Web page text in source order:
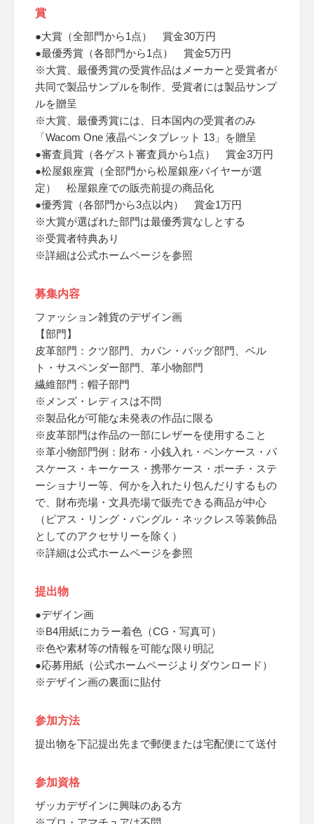
賞
●大賞（全部門から1点） 賞金30万円
●最優秀賞（各部門から1点） 賞金5万円
※大賞、最優秀賞の受賞作品はメーカーと受賞者が
共同で製品サンプルを制作、受賞者には製品サンプ
ルを贈呈
※大賞、最優秀賞には、日本国内の受賞者のみ
「Wacom One 液晶ペンタブレット 13」を贈呈
●審査員賞（各ゲスト審査員から1点） 賞金3万円
●松屋銀座賞（全部門から松屋銀座バイヤーが選
定） 松屋銀座での販売前提の商品化
●優秀賞（各部門から3点以内） 賞金1万円
※大賞が選ばれた部門は最優秀賞なしとする
※受賞者特典あり
※詳細は公式ホームページを参照
募集内容
ファッション雑貨のデザイン画
【部門】
皮革部門：クツ部門、カバン・バッグ部門、ベル
ト・サスペンダー部門、革小物部門
繊維部門：帽子部門
※メンズ・レディスは不問
※製品化が可能な未発表の作品に限る
※皮革部門は作品の一部にレザーを使用すること
※革小物部門例：財布・小銭入れ・ペンケース・パ
スケース・キーケース・携帯ケース・ポーチ・ステ
ーショナリー等、何かを入れたり包んだりするもの
で、財布売場・文具売場で販売できる商品が中心
（ピアス・リング・バングル・ネックレス等装飾品
としてのアクセサリーを除く）
※詳細は公式ホームページを参照
提出物
●デザイン画
※B4用紙にカラー着色（CG・写真可）
※色や素材等の情報を可能な限り明記
●応募用紙（公式ホームページよりダウンロード）
※デザイン画の裏面に貼付
参加方法
提出物を下記提出先まで郵便または宅配便にて送付
参加資格
ザッカデザインに興味のある方